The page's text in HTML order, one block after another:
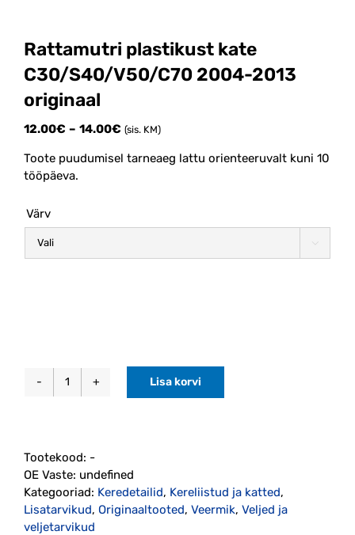
Rattamutri plastikust kate
C30/S40/V50/C70 2004-2013
originaal
12.00€ – 14.00€ Price
12.00€
(sis. KM)
Toote puudumisel tarneaeg lattu orienteeruvalt kuni 10
tööpäeva.
Värv

Rattamutri
2004-
2013
originaal
kogus
Lisa korvi
Tootekood: -
OE Vaste: undefined
Kategooriad: Keredetailid, Kereliistud ja katted,
Lisatarvikud, Originaaltooted, Veermik, Veljed ja
veljetarvikud